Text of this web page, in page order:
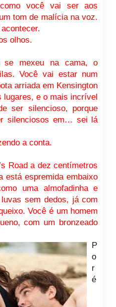
você vai ser aos
tom de malícia na voz.
olhos.
mexeu na cama, o
Você vai estar num
arriada em Kensington
lugares, e o mais incrível
ser silencioso, porque
silenciosos em… sei lá
a conta.
Road a dez centímetros
está espremida embaixo
uma almofadinha e
sem dedos, já com
Você é um homem
com um bronzeado
P
o
r
é